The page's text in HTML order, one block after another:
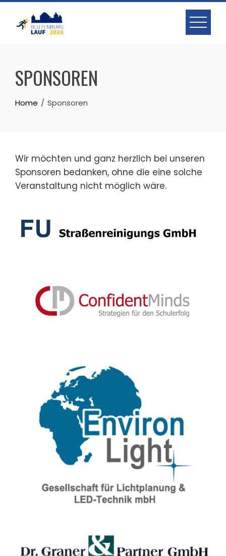
Skip
content
SPONSOREN
Home Sponsoren
Wir möchten und ganz herzlich bei unseren
Sponsoren bedanken, ohne die eine solche
Veranstaltung nicht möglich wäre.